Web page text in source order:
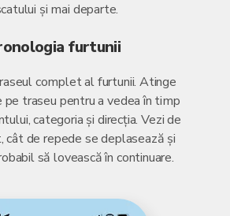
și mai departe.
furtunii
complet al furtunii. Atinge
pe traseu pentru a vedea în timp
categoria și direcția. Vezi de
cât de repede se deplasează și
să lovească în continuare.